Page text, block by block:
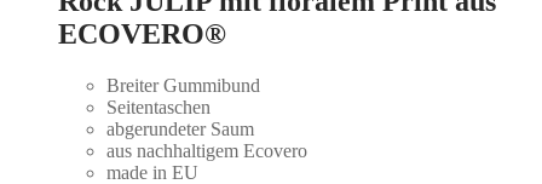
ECOVERO®
Breiter Gummibund
Seitentaschen
abgerundeter Saum
aus nachhaltigem Ecovero
made in EU